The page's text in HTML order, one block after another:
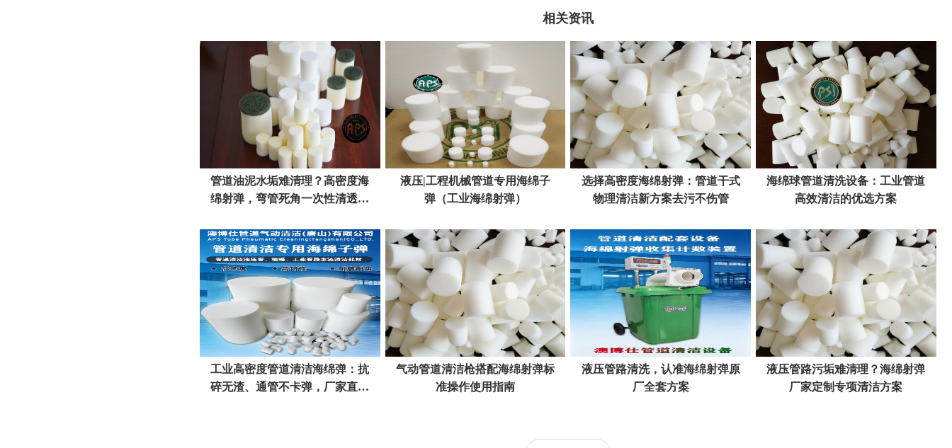
相关资讯
管道油泥水垢难清理？高密度海
绵射弹，弯管死角一次性清透不
液压|工程机械管道专用海绵子
弹（工业海绵射弹）
选择高密度海绵射弹：管道干式
物理清洁新方案去污不伤管
海绵球管道清洗设备：工业管道
高效清洁的优选方案
工业高密度管道清洁海绵弹：抗
碎无渣、通管不卡弹，厂家直供
气动管道清洁枪搭配海绵射弹标
准操作使用指南
液压管路清洗，认准海绵射弹原
厂全套方案
液压管路污垢难清理？海绵射弹
厂家定制专项清洁方案